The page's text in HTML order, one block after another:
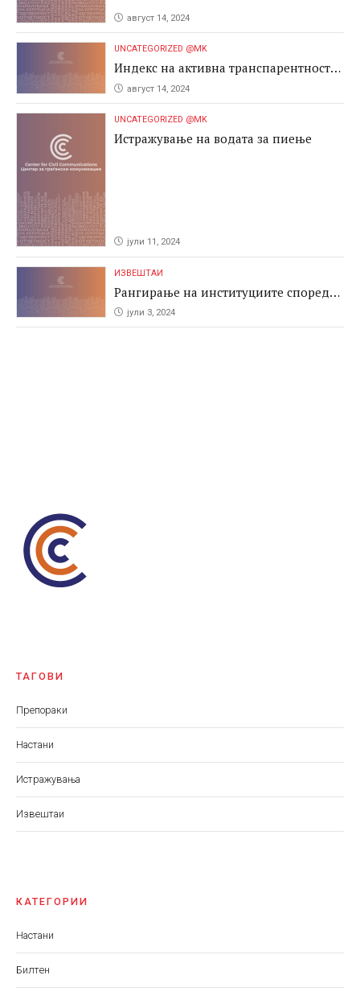
август 14, 2024
UNCATEGORIZED @MK
Индекс на активна транспарентност
2024август 14, 2024
UNCATEGORIZED @MK
Истражување на водата за пиење
јули 11, 2024
ИЗВЕШТАИ
Рангирање на институциите според
антикорупциските перформаси во
јавните набавки
јули 3, 2024
ТАГОВИ
Препораки
Настани
Истражувања
Извештаи
КАТЕГОРИИ
Настани
Билтен